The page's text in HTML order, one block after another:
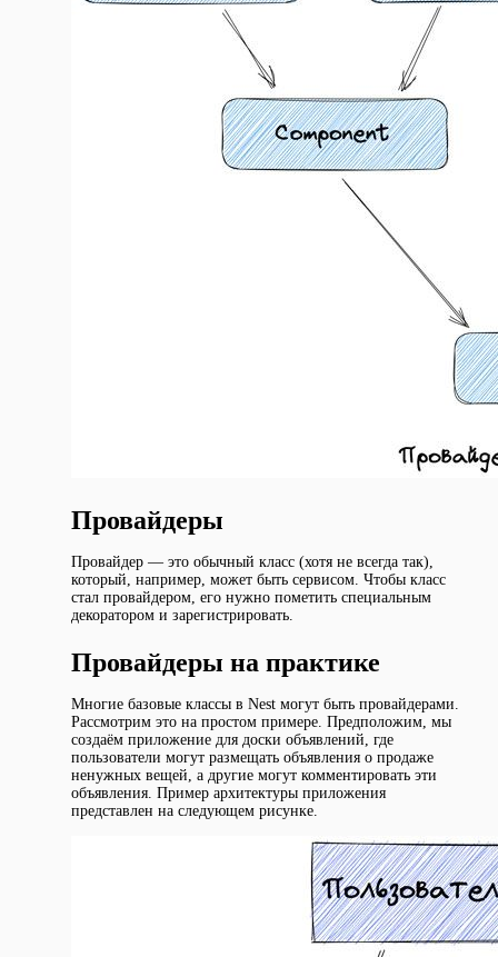
Провайдеры
Провайдер — это обычный класс (хотя не всегда так),
который, например, может быть сервисом. Чтобы класс
стал провайдером, его нужно пометить специальным
декоратором и зарегистрировать.
Провайдеры на практике
Многие базовые классы в Nest могут быть провайдерами.
Рассмотрим это на простом примере. Предположим, мы
создаём приложение для доски объявлений, где
пользователи могут размещать объявления о продаже
ненужных вещей, а другие могут комментировать эти
объявления. Пример архитектуры приложения
представлен на следующем рисунке.